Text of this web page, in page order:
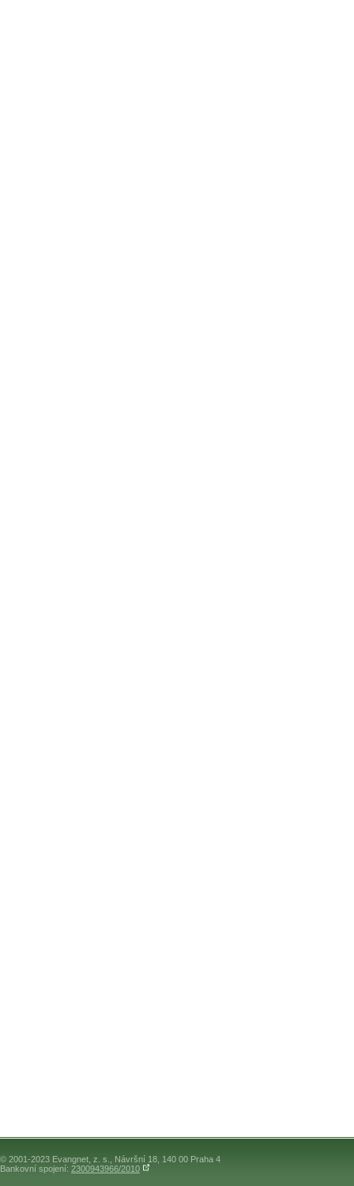
© 2001-2023 Evangnet, z. s., Návršní 18, 140 00 Praha 4
Bankovní spojení: 2300943966/2010